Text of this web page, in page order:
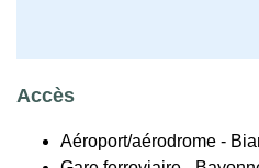
Accès
Aéroport/aérodrome -